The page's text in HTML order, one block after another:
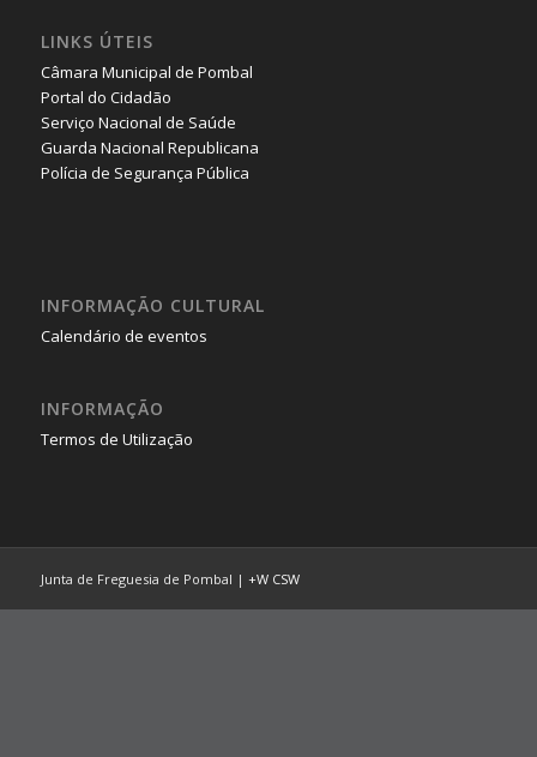
LINKS ÚTEIS
Câmara Municipal de Pombal
Portal do Cidadão
Serviço Nacional de Saúde
Guarda Nacional Republicana
Polícia de Segurança Pública
INFORMAÇÃO CULTURAL
Calendário de eventos
INFORMAÇÃO
Termos de Utilização
Junta de Freguesia de Pombal | +W CSW